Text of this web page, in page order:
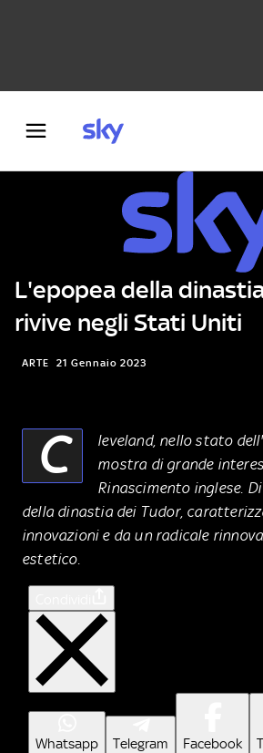
L'epopea della
rivive negli Stati Uniti
ARTE 21 Gennaio 2023
C
leveland, nello stato
mostra di grande
Rinascimento inglese.
della dinastia dei Tudor,
innovazioni e da un radicale
estetico.
Whatsapp Telegram Facebook